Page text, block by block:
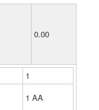
0.00
1
1 ΑΑ